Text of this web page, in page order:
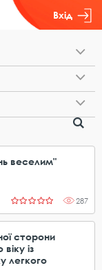
Вхід
веселим"
287
сторони
із
легкого